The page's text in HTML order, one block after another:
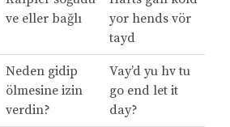
ve eller bağlı
yor hends vör
tayd
Neden gidip
ölmesine izin
verdin?
Vay’d yu hv tu
go end let it
day?